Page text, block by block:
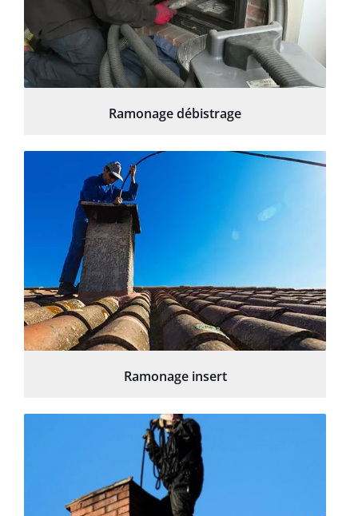
Ramonage débistrage
Ramonage insert